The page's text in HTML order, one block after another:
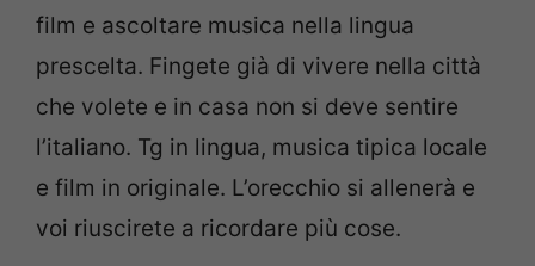
film e ascoltare musica nella lingua
prescelta. Fingete già di vivere nella città
che volete e in casa non si deve sentire
l’italiano. Tg in lingua, musica tipica locale
e film in originale. L’orecchio si allenerà e
voi riuscirete a ricordare più cose.